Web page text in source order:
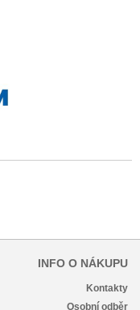
INFO O NÁKUPU
Kontakty
Osobní odběr